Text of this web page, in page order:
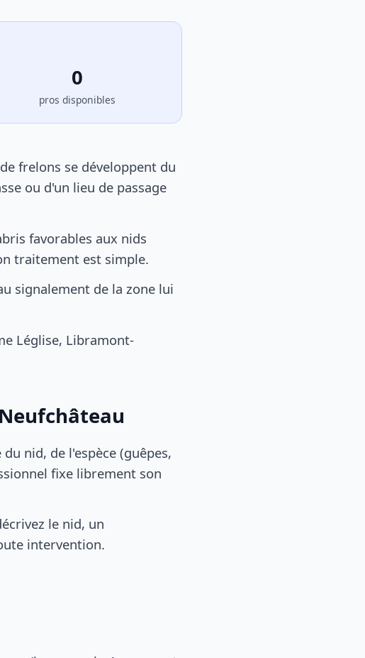
0
pros disponibles
frelons se développent du
ou d'un lieu de passage
favorables aux nids
traitement est simple.
signalement de la zone lui
Léglise, Libramont-
nid, de l'espèce (guêpes,
fixe librement son
le nid, un
intervention.